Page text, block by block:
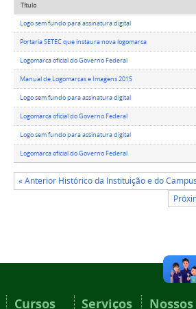
Título
Logo sem fundo para assinatura digital
Portaria SETEC que instaura nova logomarca
Logomarca oficial do Governo Federal
Manual de Logomarcas e Imagens 2015
Logo sem fundo para assinatura digital
Logomarca oficial do Governo Federal
Logo sem fundo para assinatura digital
Logomarca oficial do Governo Federal
« Anterior Histórico da Instituição e do
Cursos Serviços
Nossos